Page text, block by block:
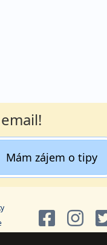
Mám zájem o tipy